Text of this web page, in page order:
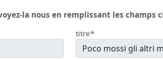
la nous en remplissant les champs
titre*